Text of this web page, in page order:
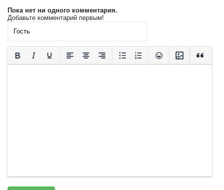
Пока нет ни одного комментария.
Добавьте комментарий первым!